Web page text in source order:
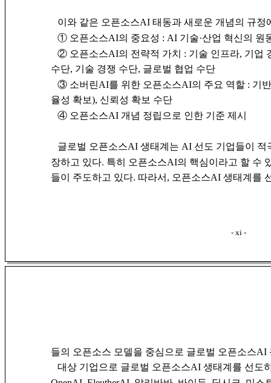
- xi -
이와 같은 오픈소스AI 태동과 새로운 개념의 규
① 오픈소스AI의 중요성 : AI 기술·산업 혁신의 원
② 오픈소스AI의 전략적 가치 : 기술 인프라, 기업
수단, 기술 경쟁 수단, 글로벌 협업 수단
③ 소버린AI를 위한 오픈소스AI의 주요 역할 : 기
율성 확보), 신뢰성 확보 수단
④ 오픈소스AI 개념 정립으로 인한 기준 제시
글로벌 오픈소스AI 생태계는 AI 선도 기업들이
장하고 있다. 특히 오픈소스AI의 핵심이라고 할 수
들이 주도하고 있다. 따라서, 오픈소스AI 생태계를
들의 오픈소스 모델을 중심으로 글로벌 오픈소스
대상 기업으로 글로벌 오픈소스AI 생태계를 선도